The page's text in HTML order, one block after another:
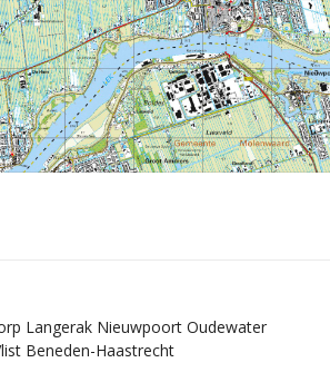
Langerak Nieuwpoort Oudewater
Beneden-Haastrecht